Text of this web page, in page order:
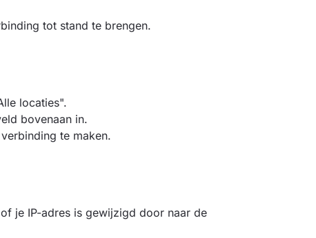
tot stand te brengen.
locaties".
bovenaan in.
te maken.
je IP-adres is gewijzigd door naar de